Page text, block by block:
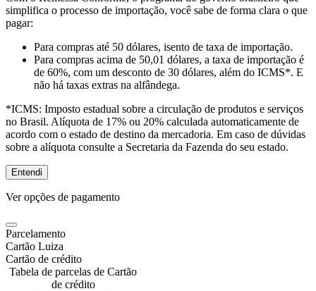
simplifica o processo de importação, você sabe de forma clara o que
pagar:
Para compras até 50 dólares, isento de taxa de importação.
Para compras acima de 50,01 dólares, a taxa de importação é
de 60%, com um desconto de 30 dólares, além do ICMS*. E
não há taxas extras na alfândega.
*ICMS: Imposto estadual sobre a circulação de produtos e serviços
no Brasil. Alíquota de 17% ou 20% calculada automaticamente de
acordo com o estado de destino da mercadoria. Em caso de dúvidas
sobre a alíquota consulte a Secretaria da Fazenda do seu estado.
Entendi
Ver opções de pagamento
Parcelamento
Cartão Luiza
Cartão de crédito
Tabela de parcelas de Cartão
de crédito